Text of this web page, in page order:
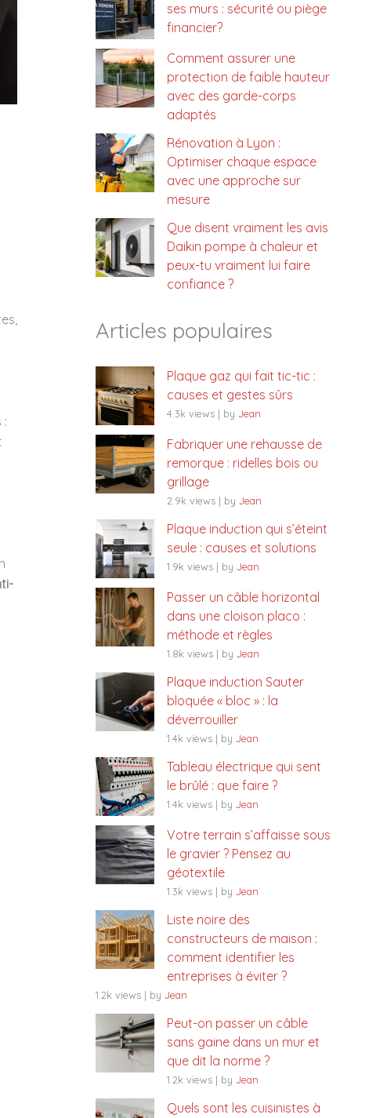
:
ses murs : sécurité ou piège
financier?
Comment assurer une
protection de faible hauteur
avec des garde-corps
adaptés
Rénovation à Lyon :
Optimiser chaque espace
avec une approche sur
mesure
Que disent vraiment les avis
Daikin pompe à chaleur et
peux-tu vraiment lui faire
confiance ?
Articles populaires
Plaque gaz qui fait tic-tic :
causes et gestes sûrs
4.3k views | by Jean
Fabriquer une rehausse de
remorque : ridelles bois ou
grillage
2.9k views | by Jean
Plaque induction qui s’éteint
seule : causes et solutions
1.9k views | by Jean
Passer un câble horizontal
dans une cloison placo :
méthode et règles
1.8k views | by Jean
Plaque induction Sauter
bloquée « bloc » : la
déverrouiller
1.4k views | by Jean
Tableau électrique qui sent
le brûlé : que faire ?
1.4k views | by Jean
Votre terrain s’affaisse sous
le gravier ? Pensez au
géotextile
1.3k views | by Jean
Liste noire des
constructeurs de maison :
comment identifier les
entreprises à éviter ?
1.2k views | by Jean
Peut-on passer un câble
sans gaine dans un mur et
que dit la norme ?
1.2k views | by Jean
Quels sont les cuisinistes à